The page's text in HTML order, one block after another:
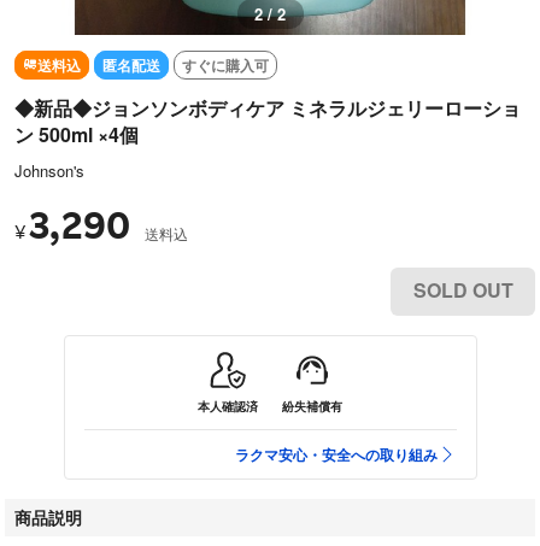
1 / 2
送料込 匿名配送 すぐに購入可
◆新品◆ジョンソンボディケア ミネラルジェリーローショ
ン 500ml ×4個
Johnson's
¥3,290 送料込
SOLD OUT
本人確認済 紛失補償有
ラクマ安心・安全への取り組み
商品説明